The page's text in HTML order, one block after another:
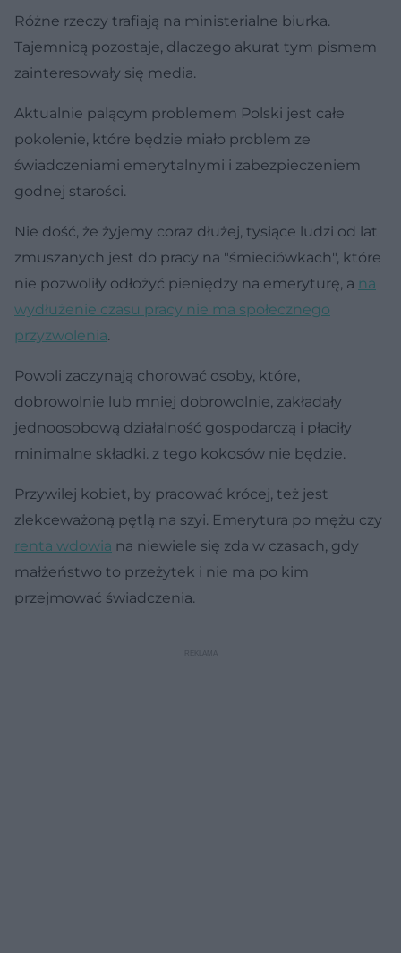
Różne rzeczy trafiają na ministerialne biurka.
Tajemnicą pozostaje, dlaczego akurat tym pismem
zainteresowały się media.
Aktualnie palącym problemem Polski jest całe
pokolenie, które będzie miało problem ze
świadczeniami emerytalnymi i zabezpieczeniem
godnej starości.
Nie dość, że żyjemy coraz dłużej, tysiące ludzi od lat
zmuszanych jest do pracy na "śmieciówkach", które
nie pozwoliły odłożyć pieniędzy na emeryturę, a na
wydłużenie czasu pracy nie ma społecznego
przyzwolenia.
Powoli zaczynają chorować osoby, które,
dobrowolnie lub mniej dobrowolnie, zakładały
jednoosobową działalność gospodarczą i płaciły
minimalne składki. z tego kokosów nie będzie.
Przywilej kobiet, by pracować krócej, też jest
zlekceważoną pętlą na szyi. Emerytura po mężu czy
renta wdowia na niewiele się zda w czasach, gdy
małżeństwo to przeżytek i nie ma po kim
przejmować świadczenia.